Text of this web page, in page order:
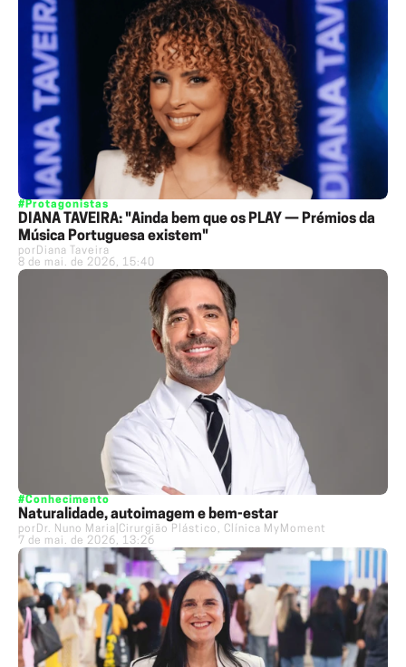
#Protagonistas
DIANA TAVEIRA: "Ainda bem que os PLAY — Prémios da
Música Portuguesa existem"
por Diana Taveira
8 de mai. de 2026, 15:40
#Conhecimento
Naturalidade, autoimagem e bem-estar
por Dr. Nuno Maria Cirurgião Plástico, Clínica MyMoment
7 de mai. de 2026, 13:26